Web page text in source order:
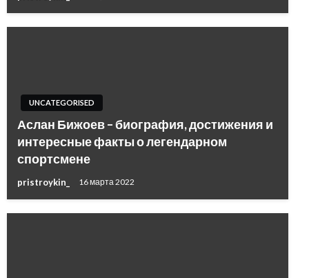
UNCATEGORISED
Аслан Бижоев – биография, достижения и
интересные факты о легендарном
спортсмене
pristroykin_ 16 марта 2022